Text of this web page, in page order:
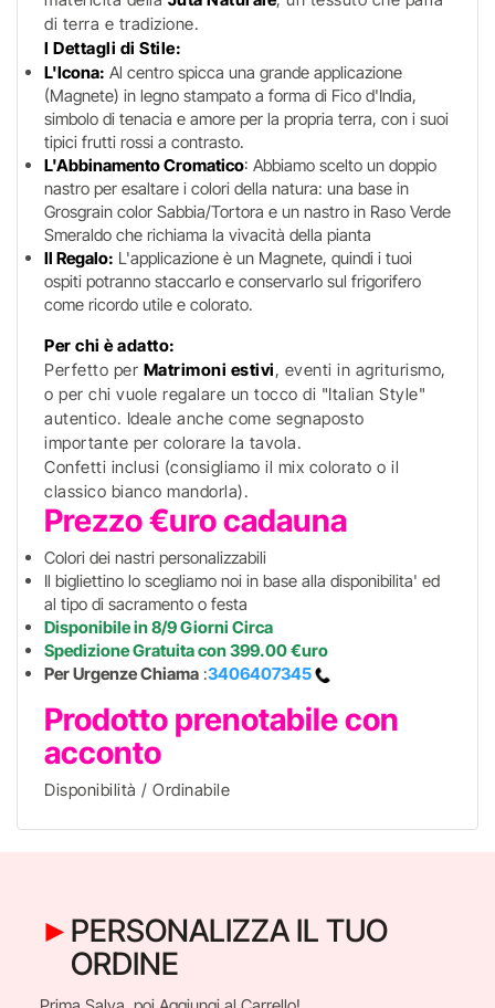
di terra e tradizione.
I Dettagli di Stile:
L'Icona: Al centro spicca una grande applicazione
(Magnete) in legno stampato a forma di Fico d'India,
simbolo di tenacia e amore per la propria terra, con i suoi
tipici frutti rossi a contrasto.
L'Abbinamento Cromatico: Abbiamo scelto un doppio
nastro per esaltare i colori della natura: una base in
Grosgrain color Sabbia/Tortora e un nastro in Raso Verde
Smeraldo che richiama la vivacità della pianta
Il Regalo: L'applicazione è un Magnete, quindi i tuoi
ospiti potranno staccarlo e conservarlo sul frigorifero
come ricordo utile e colorato.
Per chi è adatto:
Perfetto per Matrimoni estivi, eventi in agriturismo,
o per chi vuole regalare un tocco di "Italian Style"
autentico. Ideale anche come segnaposto
importante per colorare la tavola.
Confetti inclusi (consigliamo il mix colorato o il
classico bianco mandorla).
Prezzo €uro cadauna
Colori dei nastri personalizzabili
Il bigliettino lo scegliamo noi in base alla disponibilita' ed
al tipo di sacramento o festa
Disponibile in 8/9 Giorni Circa
Spedizione Gratuita con 399.00 €uro
Per Urgenze Chiama :3406407345
Prodotto prenotabile con
acconto
Disponibilità / Ordinabile
PERSONALIZZA IL TUO
ORDINE